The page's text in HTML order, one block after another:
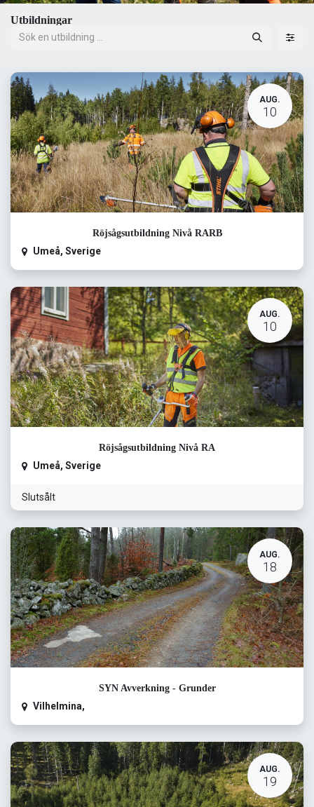
Utbildningar
AUG.
10
Röjsågsutbildning Nivå RARB
Umeå, Sverige
AUG.
10
Röjsågsutbildning Nivå RA
Umeå, Sverige
Slutsålt
AUG.
18
SYN Avverkning - Grunder
Vilhelmina,
AUG.
19